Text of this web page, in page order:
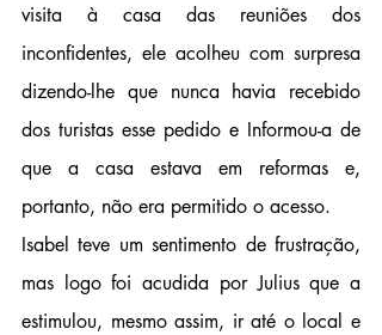
visita à casa das reuniões dos
inconfidentes, ele acolheu com surpresa
dizendo-lhe que nunca havia recebido
dos turistas esse pedido e Informou-a de
que a casa estava em reformas e,
portanto, não era permitido o acesso.
Isabel teve um sentimento de frustração,
mas logo foi acudida por Julius que a
estimulou, mesmo assim, ir até o local e